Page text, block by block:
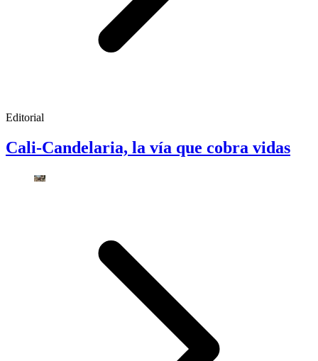
Editorial
Cali-Candelaria, la vía que cobra vidas